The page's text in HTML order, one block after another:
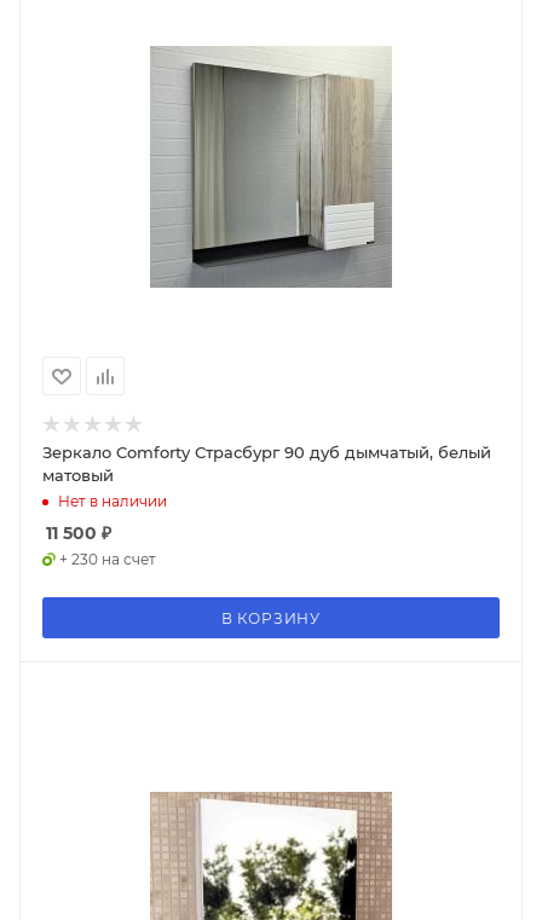
Зеркало Comforty Страсбург 90 дуб дымчатый, белый
матовый
Нет в наличии
11 500 ₽
+ 230 на счет
В КОРЗИНУ